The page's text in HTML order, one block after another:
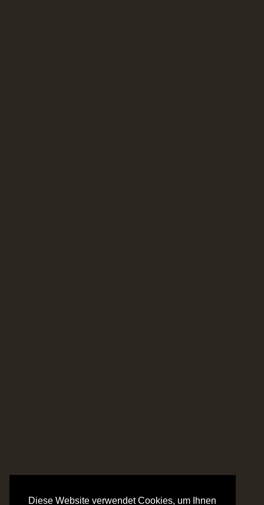
Diese Website verwendet Cookies, um Ihnen